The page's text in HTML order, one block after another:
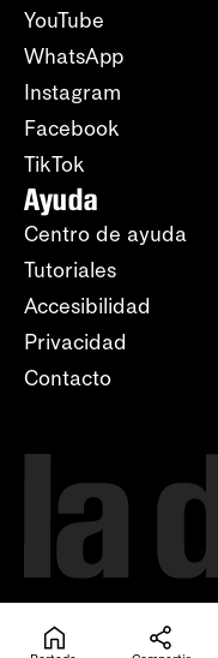
YouTube
WhatsApp
Instagram
Facebook
TikTok
Ayuda
Centro de ayuda
Tutoriales
Accesibilidad
Privacidad
Contacto